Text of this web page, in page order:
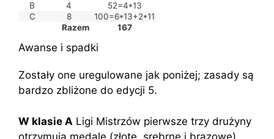
B
4
52=4*13
C
8
100=6*13+2*11
Razem
167
Awanse i spadki
Zostały one uregulowane jak poniżej; zasady są
bardzo zbliżone do edycji 5.
W klasie A Ligi Mistrzów pierwsze trzy drużyny
otrzymują medale (złote, srebrne i brązowe),